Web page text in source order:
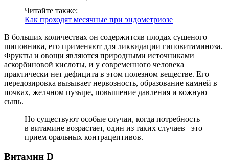
Читайте также:
Как проходят месячные при эндометриозе
В больших количествах он содержитсяв плодах сушеного
шиповника, его применяют для ликвидации гиповитаминоза.
Фрукты и овощи являются природными источниками
аскорбиновой кислоты, и у современного человека
практически нет дефицита в этом полезном веществе. Его
передозировка вызывает нервозность, образование камней в
почках, желчном пузыре, повышение давления и кожную
сыпь.
Но существуют особые случаи, когда потребность
в витамине возрастает, один из таких случаев– это
прием оральных контрацептивов.
Витамин D